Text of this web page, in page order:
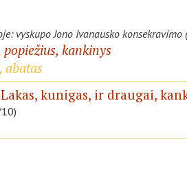
vyskupo Jono Ivanausko konsekravimo
popiežius, kankinys
abatas
kunigas, ir draugai,